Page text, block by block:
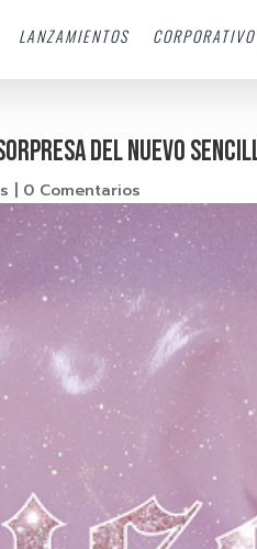
LANZAMIENTOS CORPORATIVO
DEL NUEVO
| 0 Comentarios